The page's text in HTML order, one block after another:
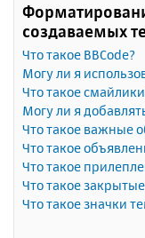
создаваемых
Что такое BBCode?
Могу ли я
Что такое
Могу ли я
Что такое важные
Что такое
Что такое
Что такое
Что такое значки